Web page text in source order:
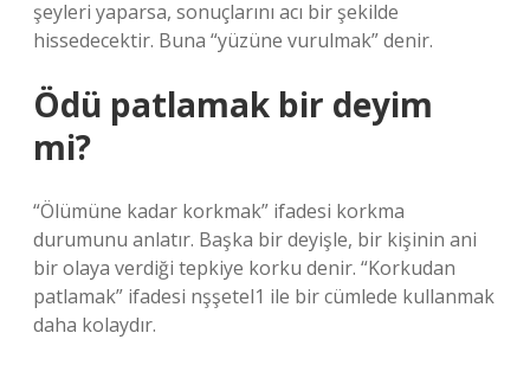
şeyleri yaparsa, sonuçlarını acı bir şekilde
hissedecektir. Buna “yüzüne vurulmak” denir.
Ödü patlamak bir deyim
mi?
“Ölümüne kadar korkmak” ifadesi korkma
durumunu anlatır. Başka bir deyişle, bir kişinin ani
bir olaya verdiği tepkiye korku denir. “Korkudan
patlamak” ifadesi nşşetel1 ile bir cümlede kullanmak
daha kolaydır.